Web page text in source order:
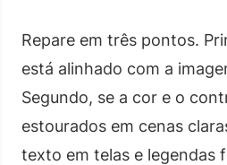
Repare em três pontos.
está alinhado com a
Segundo, se a cor e o
estourados em cenas
texto em telas e legendas